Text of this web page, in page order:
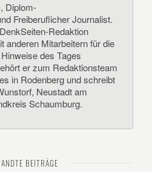
Diplom-
Freiberuflicher Journalist.
Redaktion
anderen Mitarbeitern für die
des Tages
er zum Redaktionsteam
in Rodenberg und schreibt
Neustadt am
Schaumburg.
BEITRÄGE